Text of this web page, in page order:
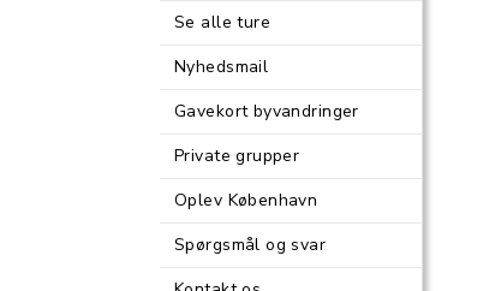
Se alle ture
Nyhedsmail
Gavekort byvandringer
Private grupper
Oplev København
Spørgsmål og svar